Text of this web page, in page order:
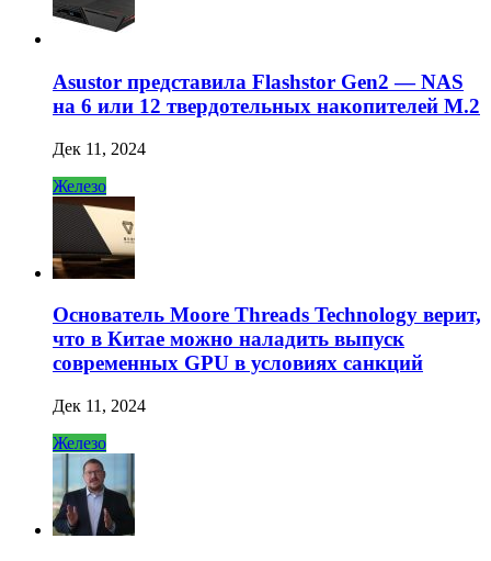
Asustor представила Flashstor Gen2 — NAS
на 6 или 12 твердотельных накопителей M.2
Дек 11, 2024
Железо
Основатель Moore Threads Technology верит,
что в Китае можно наладить выпуск
современных GPU в условиях санкций
Дек 11, 2024
Железо